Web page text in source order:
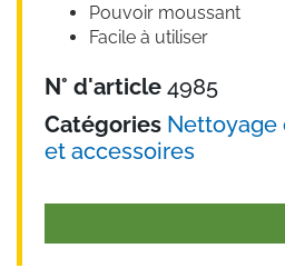
Pouvoir moussant
Facile à utiliser
N° d'article 4985
Catégories Nettoyage
et accessoires